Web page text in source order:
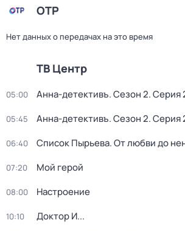
ОТР
Нет данных о передачах на это время
ТВ Центр
05:00 Анна-детективъ. Сезон 2. Серия
05:45 Анна-детективъ. Сезон 2. Серия
06:40 Список Пырьева. От любви до
07:20 Мой герой
08:00 Настроение
10:10 Доктор И...